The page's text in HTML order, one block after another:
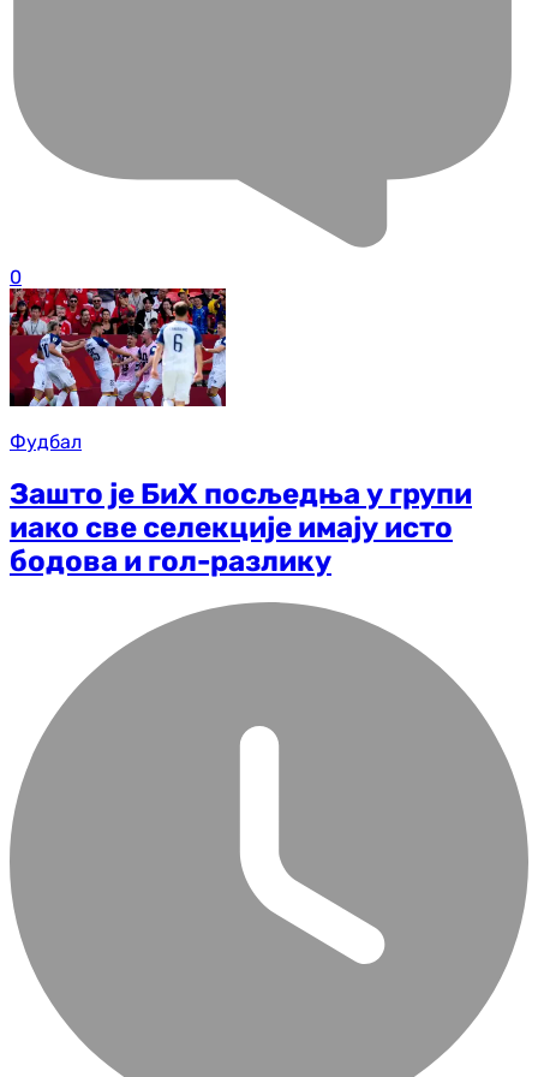
0
Фудбал
Зашто је БиХ посљедња у групи
иако све селекције имају исто
бодова и гол-разлику